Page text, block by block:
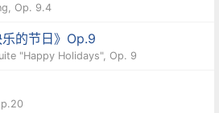
Op. 9.4
的节日》Op.9
"Happy Holidays", Op. 9